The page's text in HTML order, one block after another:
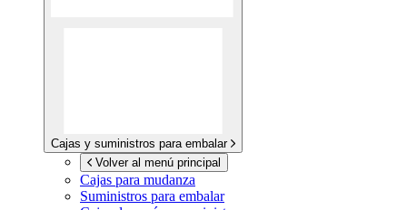
Cajas y suministros para embalar
Volver al menú principal
Cajas para mudanza
Suministros para embalar